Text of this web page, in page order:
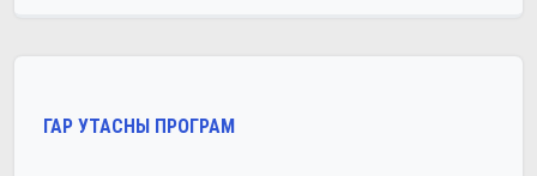
ГАР УТАСНЫ ПРОГРАМ